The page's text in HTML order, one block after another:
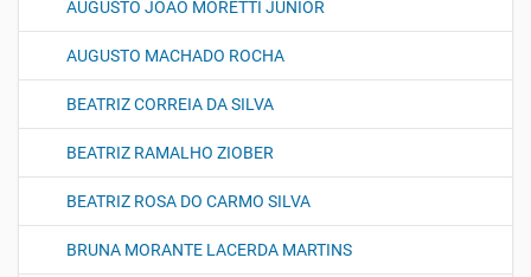
AUGUSTO JOÃO MORETTI JUNIOR
AUGUSTO MACHADO ROCHA
BEATRIZ CORREIA DA SILVA
BEATRIZ RAMALHO ZIOBER
BEATRIZ ROSA DO CARMO SILVA
BRUNA MORANTE LACERDA MARTINS